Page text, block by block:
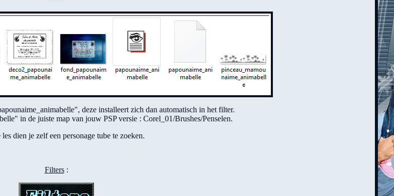
deze installeert zich dan automatisch in het filter.
in de juiste map van jouw PSP versie : Corel_01/Brushes/Penselen.
dien je zelf een personage tube te zoeken.
Filters: